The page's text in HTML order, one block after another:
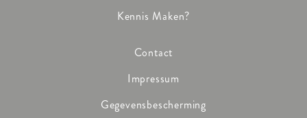
Kennis Maken?
Contact
Impressum
Gegevensbescherming